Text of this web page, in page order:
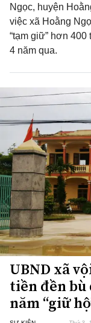
Ngọc, huyện
việc xã Hoằng
“tạm giữ” hơn
4 năm qua.
UBND xã
tiền đền bù
năm “giữ